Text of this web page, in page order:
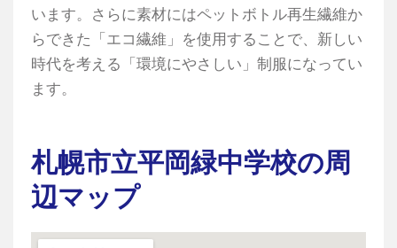
います。さらに素材にはペットボトル再生繊維か
らできた「エコ繊維」を使用することで、新しい
時代を考える「環境にやさしい」制服になってい
ます。
札幌市立平岡緑中学校の周
辺マップ